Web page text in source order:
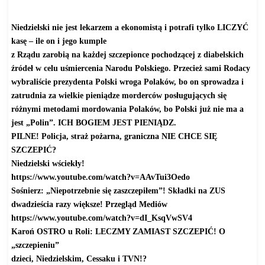
Niedzielski nie jest lekarzem a ekonomistą i potrafi tylko LICZYĆ
kasę – ile on i jego kumple
z Rządu zarobią na każdej szczepionce pochodzącej z diabelskich
źródeł w celu uśmiercenia Narodu Polskiego. Przecież sami Rodacy
wybraliście prezydenta Polski wroga Polaków, bo on sprowadza i
zatrudnia za wielkie pieniądze morderców posługujących się
różnymi metodami mordowania Polaków, bo Polski już nie ma a
jest „Polin”. ICH BOGIEM JEST PIENIĄDZ.
PILNE! Policja, straż pożarna, graniczna NIE CHCE SIĘ
SZCZEPIĆ?
Niedzielski wściekły!
https://www.youtube.com/watch?v=AAvTui3Oedo
Sośnierz: „Niepotrzebnie się zaszczepiłem”! Składki na ZUS
dwadzieścia razy większe! Przegląd Mediów
https://www.youtube.com/watch?v=dI_KsqVwSV4
Karoń OSTRO u Roli: LECZMY ZAMIAST SZCZEPIĆ! O
„szczepieniu”
dzieci, Niedzielskim, Cessaku i TVN!?